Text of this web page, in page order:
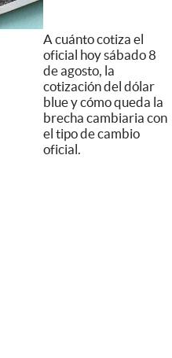
A cuánto cotiza el
oficial hoy sábado 8
de agosto, la
cotización del dólar
blue y cómo queda la
brecha cambiaria con
el tipo de cambio
oficial.